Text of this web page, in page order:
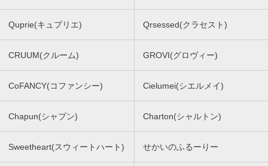
Quprie(キュプリエ) Qrsessed(クラセスト)
CRUUM(クルーム) GROVI(グロヴィー)
CoFANCY(コファンシー) Cielumei(シエルメイ)
Chapun(シャプン) Charton(シャルトン)
Sweetheart(スウィートハート) せかいのふるーりー